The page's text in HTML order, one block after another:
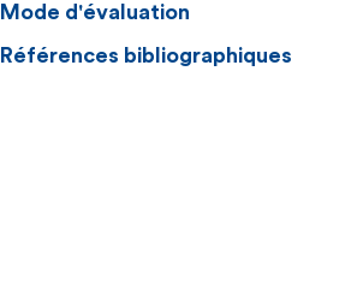
Mode d'évaluation
Références bibliographiques